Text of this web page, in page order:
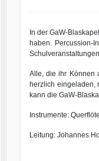
In der GaW-
haben. Percussion-
Alle, die ihr Können
herzlich eingeladen,
kann die GaW-
Instrumente:
Leitung: Johannes